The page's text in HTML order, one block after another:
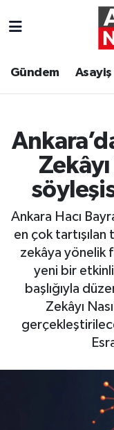
Gündem Asayiş
Ankara Hacı
en çok
zekâya yönelik
yeni bir
başlığıyla
Zekâyı
Ekonomi
Gündem
Kim Kimdir
Resmi İlanlar
Sağlık
Siyaset
Spor
Ankara Hava
Tüm
Son Dakika
Haber Arşivi